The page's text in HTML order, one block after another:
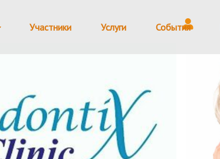
Участники Услуги События